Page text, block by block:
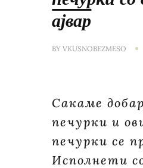
ајвар
BYVKUSNOBEZMESO
Сакаме
печурки и
печурки се
Исполнети